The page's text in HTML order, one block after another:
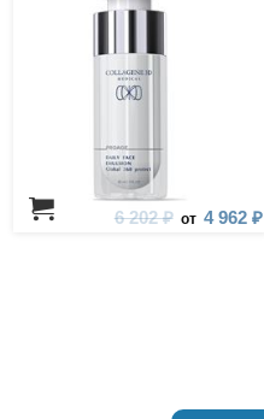
6 202 ₽ от 4 962 ₽